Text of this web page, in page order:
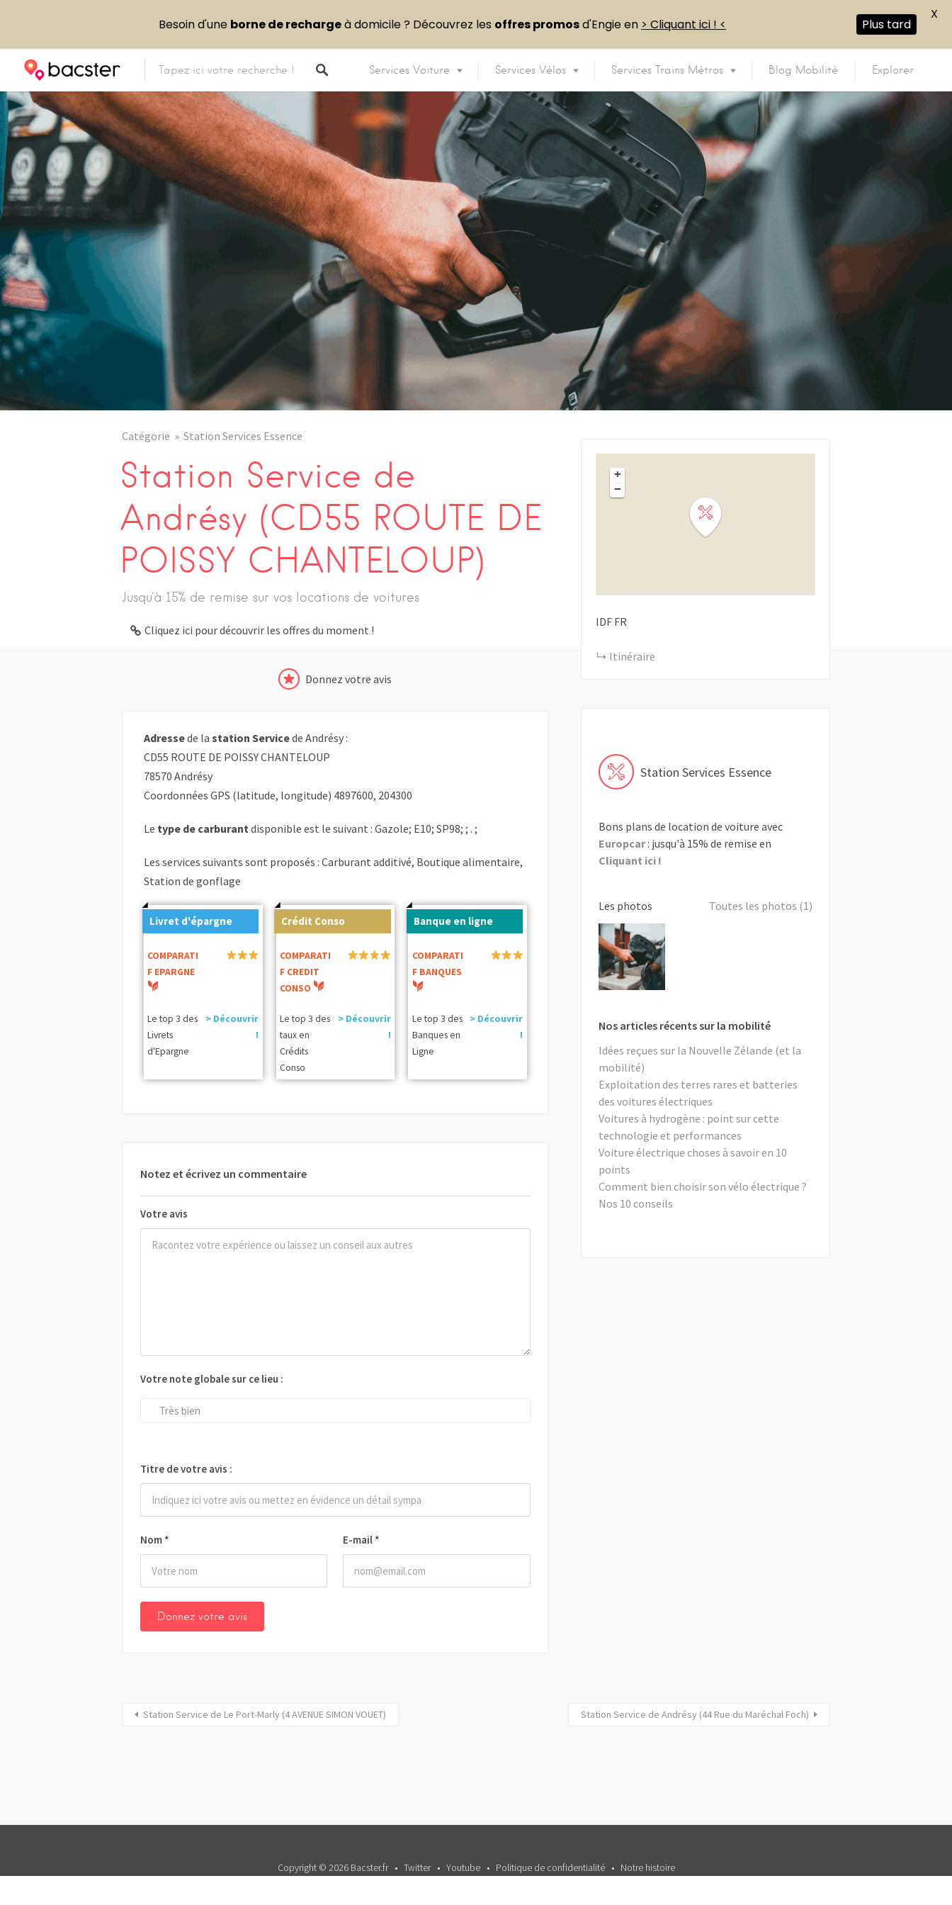
Services Voiture Services Vélos Services Trains Métros Blog Mobilité Explorer
Catégorie Station Services Essence
Station Service de
Andrésy (CD55 ROUTE DE
POISSY CHANTELOUP)
Jusqu'à 15% de remise sur vos locations de voitures
Cliquez ici pour découvrir les offres du moment !
Donnez votre avis
Adressede la station Servicede Andrésy :
CD55 ROUTE DE POISSY CHANTELOUP
78570 Andrésy
Coordonnées GPS (latitude, longitude) 4897600, 204300
Le type de carburantdisponible est le suivant : Gazole; E10; SP98; ; . ;
Les services suivants sont proposés : Carburant additivé, Boutique alimentaire,
Station de gonflage
Livret d'épargne
COMPARATI
F EPARGNE
Le top 3 des
Livrets
d'Epargne
> Découvrir
!
Crédit Conso
COMPARATI
F CREDIT
CONSO
Le top 3 des
taux en
Crédits
Conso
> Découvrir
!
Banque en ligne
COMPARATI
F BANQUES
Le top 3 des
Banques en
Ligne
> Découvrir
!
Notez et écrivez un commentaire
Votre avis
Nom * E-mail *
Votre note globale sur ce lieu :
Très bien
Titre de votre avis :
+
−
IDF FR
Itinéraire
Station Services Essence
Bons plans de location de voiture avec
Europcar: jusqu'à 15% de remise en
Cliquant ici !
Les photos Toutes les photos (1)
Nos articles récents sur la mobilité
Idées reçues sur la Nouvelle Zélande (et la
mobilité)
Exploitation des terres rares et batteries
des voitures électriques
Voitures à hydrogène : point sur cette
technologie et performances
Voiture électrique choses à savoir en 10
points
Comment bien choisir son vélo électrique ?
Nos 10 conseils
Station Service de Le Port-Marly (4 AVENUE SIMON VOUET) Station Service de Andrésy (44 Rue du Maréchal Foch)
Copyright © 2026 Bacster.fr Twitter Youtube Politique de confidentialité Notre histoire
Besoin d'une borne de rechargeà domicile ? Découvrez les offres promosd'Engie en > Cliquant ici ! < Plus tard
X